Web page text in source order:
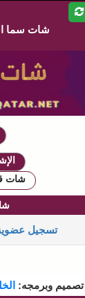
شات سما
شات
تسجيل
تصميم وبرمجه: